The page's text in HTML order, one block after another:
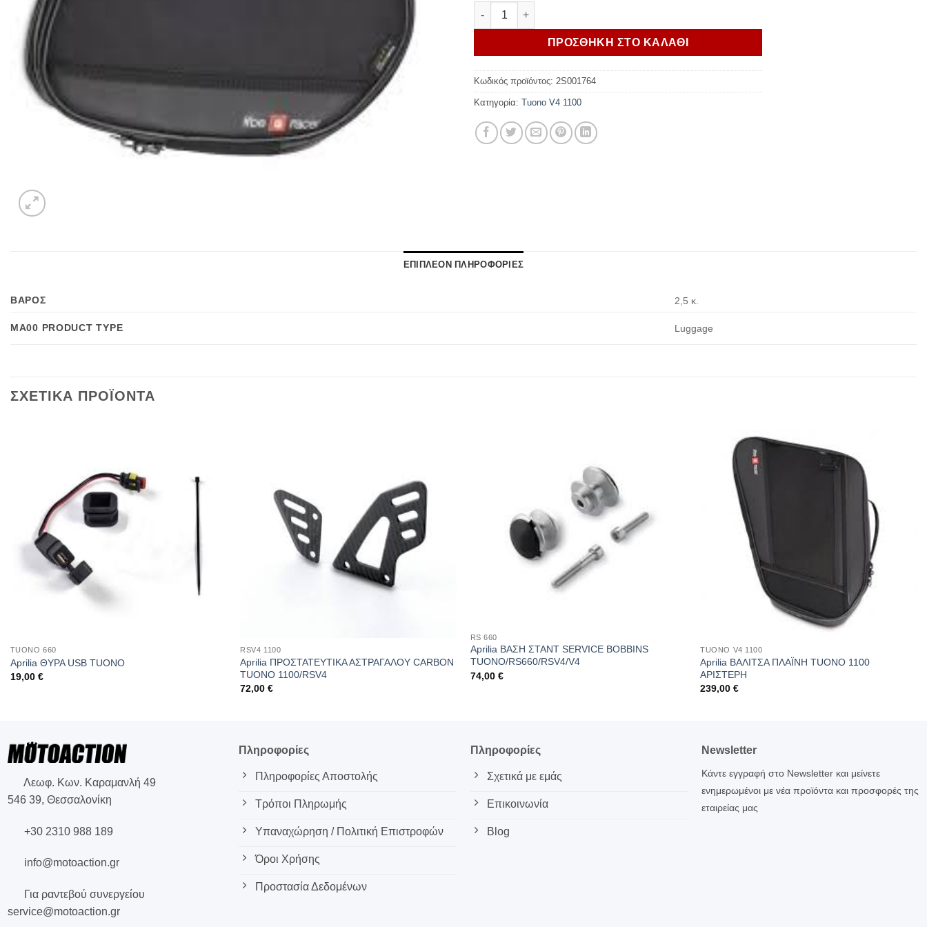
Aprilia ΒΑΛΙΤΣΑ ΠΛΑΪΝΗ TUONO 1100 ΔΕΞΙΑ ποσότητα
ΠΡΟΣΘΗΚΗ ΣΤΟ ΚΑΛΑΘΙ
Κωδικός προϊόντος: 2S001764
Κατηγορία: Tuono V4 1100
ΕΠΙΠΛΕΟΝ ΠΛΗΡΟΦΟΡΙΕΣ
ΒΑΡΟΣ 2,5 κ.
MA00 PRODUCT TYPE Luggage
ΣΧΕΤΙΚΑ ΠΡΟΪΟΝΤΑ
TUONO 660
Aprilia ΘΥΡΑ USB TUONO
19,00 €
RSV4 1100
Aprilia ΠΡΟΣΤΑΤΕΥΤΙΚΑ ΑΣΤΡΑΓΑΛΟΥ CARBON
TUONO 1100/RSV4
72,00€
RS 660
Aprilia ΒΑΣΗ ΣΤΑΝΤ SERVICE BOBBINS
TUONO/RS660/RSV4/V4
74,00 €
TUONO V4 1100
Aprilia ΒΑΛΙΤΣΑ ΠΛΑΪΝΗ TUONO 1100
ΑΡΙΣΤΕΡΗ
239,00€
Λεωφ. Κων. Καραμανλή 49
546 39, Θεσσαλονίκη
+30 2310 988 189
info@motoaction.gr
Για ραντεβού συνεργείου
service@motoaction.gr
Πληροφορίες
Πληροφορίες Αποστολής
Τρόποι Πληρωμής
Υπαναχώρηση / Πολιτική Επιστροφών
Όροι Χρήσης
Προστασία Δεδομένων
Πληροφορίες
Σχετικά με εμάς
Επικοινωνία
Blog
Newsletter
Κάντε εγγραφή στο Newsletter και μείνετε
ενημερωμένοι με νέα προϊόντα και προσφορές της
εταιρείας μας